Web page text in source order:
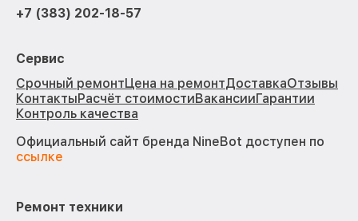
+7 (383) 202-18-57
Сервис
Срочный ремонтЦена на ремонтДоставкаОтзывы
КонтактыРасчёт стоимостиВакансииГарантии
Контроль качества
Официальный сайт бренда NineBot доступен по
ссылке
Ремонт техники